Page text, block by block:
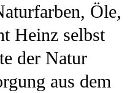
Öle,
Heinz selbst
der Natur
aus dem